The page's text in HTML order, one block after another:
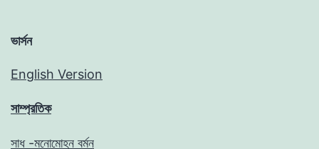
ভার্সন
English Version
সাম্প্রতিক
সাধ -মনোমোহন বর্মন